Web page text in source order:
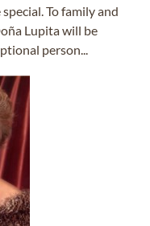
To family and
Lupita will be
person...